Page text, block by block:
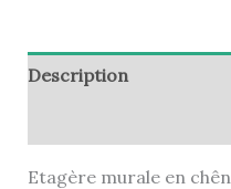
Description
Etagère murale en